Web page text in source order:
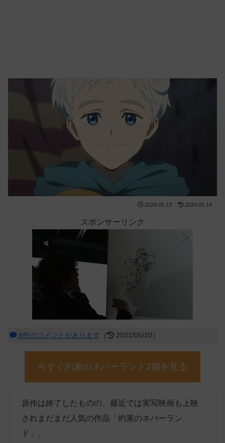
2024.05.13 2024.05.14
スポンサーリンク
8件のコメントがあります （ 2021/05/10）
今すぐ約束のネバーランド2期を見る
原作は終了したものの、最近では実写映画も上映
されまだまだ人気の作品「約束のネバーラン
ド」。